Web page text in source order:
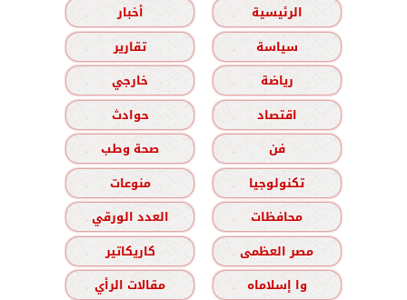
الرئيسية
أخبار
سياسة
تقارير
رياضة
خارجي
اقتصاد
حوادث
فن
صحة وطب
تكنولوجيا
منوعات
محافظات
العدد الورقي
مصر العظمى
كاريكاتير
وا إسلاماه
مقالات الرأي